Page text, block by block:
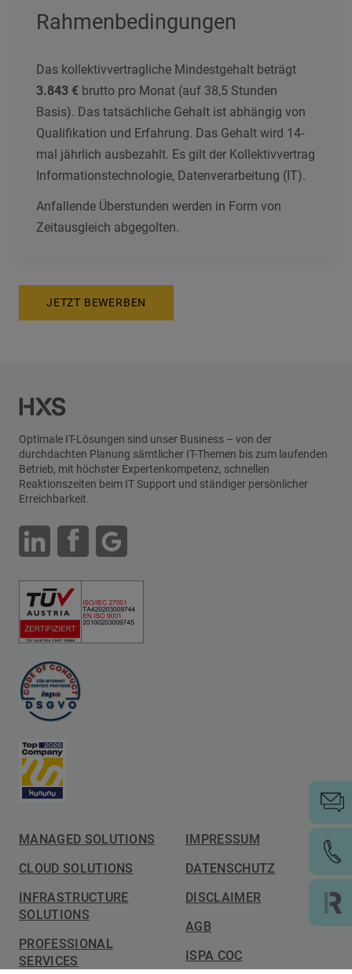
Rahmenbedingungen
Das kollektivvertragliche Mindestgehalt beträgt
3.843 € brutto pro Monat (auf 38,5 Stunden
Basis). Das tatsächliche Gehalt ist abhängig von
Qualifikation und Erfahrung. Das Gehalt wird 14-
mal jährlich ausbezahlt. Es gilt der Kollektivvertrag
Informationstechnologie, Datenverarbeitung (IT).
Anfallende Überstunden werden in Form von
Zeitausgleich abgegolten.
JETZT BEWERBEN
Optimale IT-Lösungen sind unser Business – von der
durchdachten Planung sämtlicher IT-Themen bis zum laufenden
Betrieb, mit höchster Expertenkompetenz, schnellen
Reaktionszeiten beim IT Support und ständiger persönlicher
Erreichbarkeit.
MANAGED SOLUTIONS
CLOUD SOLUTIONS
INFRASTRUCTURE
SOLUTIONS
PROFESSIONAL
SERVICES
IMPRESSUM
DATENSCHUTZ
DISCLAIMER
AGB
ISPA COC